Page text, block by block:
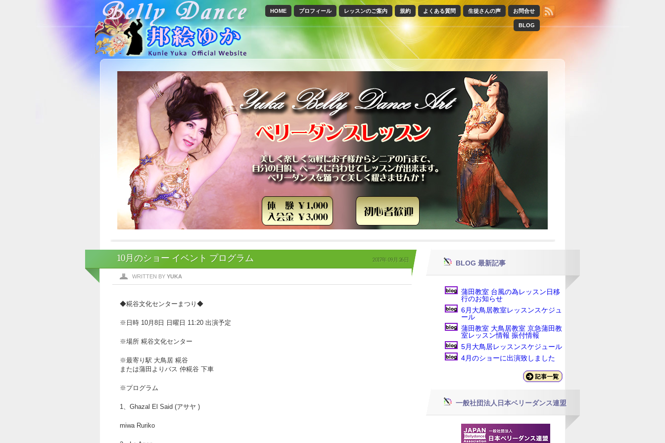
お問合せ
生徒さんの声
よくある質問
規約
レッスンのご案内
プロフィール
HOME
BLOG
10月のショー イベント プログラム 2017年 09月 26日
WRITTEN BY YUKA
◆糀谷文化センターまつり◆
※日時 10月8日 日曜日 11:20 出演予定
※場所 糀谷文化センター
※最寄り駅 大鳥居 糀谷
または蒲田よりバス 仲糀谷 下車
※プログラム
1、Ghazal El Said (アサヤ )
miwa Ruriko
BLOG 最新記事
蒲田教室 台風の為レッスン日移
行のお知らせ
6月大鳥居教室レッスンスケジュ
ール
蒲田教室 大鳥居教室 京急蒲田教
室レッスン情報 振付情報
5月大鳥居レッスンスケジュール
4月のショーに出演致しました
一般社団法人日本ベリーダンス連盟